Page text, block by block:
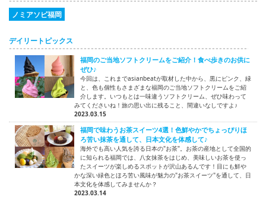
ノミアソビ福岡
デイリートピックス
福岡のご当地ソフトクリームをご紹介！食べ歩きのお供に
ぜひ♪
今回は、これまでasianbeatが取材した中から、黒にピンク、緑
と、色も個性もさまざまな福岡のご当地ソフトクリームをご紹
介します。いつもとは一味違うソフトクリーム、ぜひ味わって
みてくださいね！旅の思い出に残ること、間違いなしですよ♪
2023.03.15
福岡で味わうお茶スイーツ4選！色鮮やかでちょっぴりほ
ろ苦い抹茶を通して、日本文化を体感して♪
海外でも高い人気を誇る日本の"お茶"。お茶の産地として全国的
に知られる福岡では、八女抹茶をはじめ、美味しいお茶を使っ
たスイーツが楽しめるスポットが沢山あるんです！目にも鮮や
かな深い緑色とほろ苦い風味が魅力の"お茶スイーツ"を通して、日
本文化を体感してみませんか？
2023.03.14